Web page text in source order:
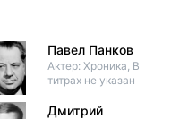
Павел Панков
Актер: Хроника, В
титрах не указан
Дмитрий